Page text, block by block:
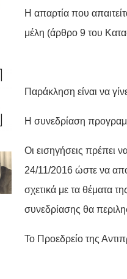
Η απαρτία που
μέλη (άρθρο 9 του
Παράκληση είναι να
Η συνεδρίαση
Οι εισηγήσεις πρέπει
24/11/2016 ώστε να
σχετικά με τα θέματα
συνεδρίασης θα
Το Προεδρείο της